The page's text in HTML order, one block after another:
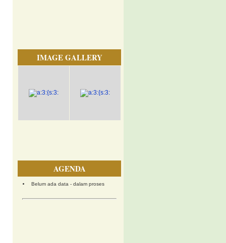
IMAGE GALLERY
AGENDA
Belum ada data - dalam proses